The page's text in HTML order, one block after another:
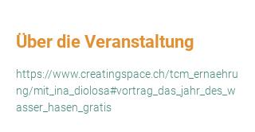
Über die Veranstaltung
https://www.creatingspace.ch/tcm_ernaehru
ng/mit_ina_diolosa#vortrag_das_jahr_des_w
asser_hasen_gratis